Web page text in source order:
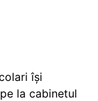
își
la cabinetul